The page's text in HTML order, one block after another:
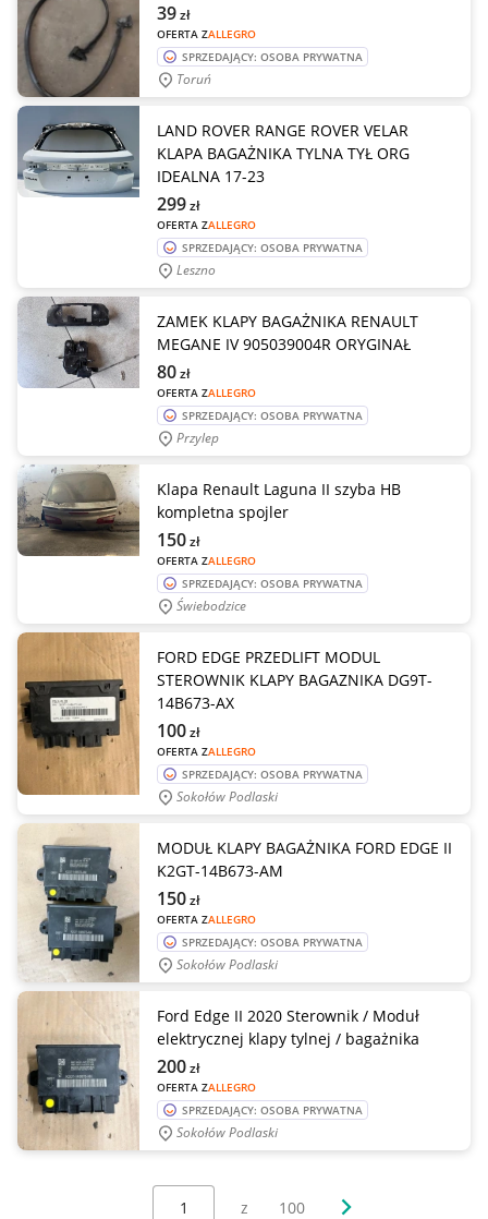
OFERTA ZALLEGRO
39zł
SPRZEDAJĄCY: OSOBA PRYWATNA
Toruń
LAND ROVER RANGE ROVER VELAR
KLAPA BAGAŻNIKA TYLNA TYŁ ORG
IDEALNA 17-23
OFERTA ZALLEGRO
299zł
SPRZEDAJĄCY: OSOBA PRYWATNA
Leszno
ZAMEK KLAPY BAGAŻNIKA RENAULT
MEGANE IV 905039004R ORYGINAŁ
OFERTA ZALLEGRO
80zł
SPRZEDAJĄCY: OSOBA PRYWATNA
Przylep
Klapa Renault Laguna II szyba HB
kompletna spojler
OFERTA ZALLEGRO
150zł
SPRZEDAJĄCY: OSOBA PRYWATNA
Świebodzice
FORD EDGE PRZEDLIFT MODUL
STEROWNIK KLAPY BAGAZNIKA DG9T-
14B673-AX
OFERTA ZALLEGRO
100zł
SPRZEDAJĄCY: OSOBA PRYWATNA
Sokołów Podlaski
MODUŁ KLAPY BAGAŻNIKA FORD EDGE II
K2GT-14B673-AM
OFERTA ZALLEGRO
150zł
SPRZEDAJĄCY: OSOBA PRYWATNA
Sokołów Podlaski
Ford Edge II 2020 Sterownik / Moduł
elektrycznej klapy tylnej / bagażnika
OFERTA ZALLEGRO
200zł
SPRZEDAJĄCY: OSOBA PRYWATNA
Sokołów Podlaski
Wybierz stronę:
z 100 Następna strona